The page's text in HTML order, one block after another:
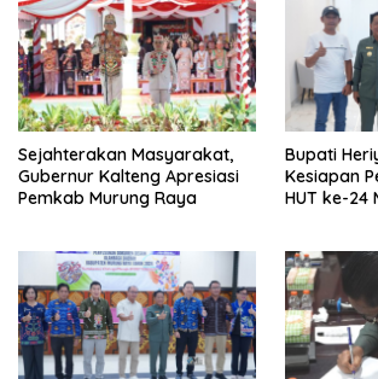
Sejahterakan Masyarakat,
Gubernur Kalteng Apresiasi
Pemkab Murung Raya
Bupati
Kesiapan
HUT ke-24